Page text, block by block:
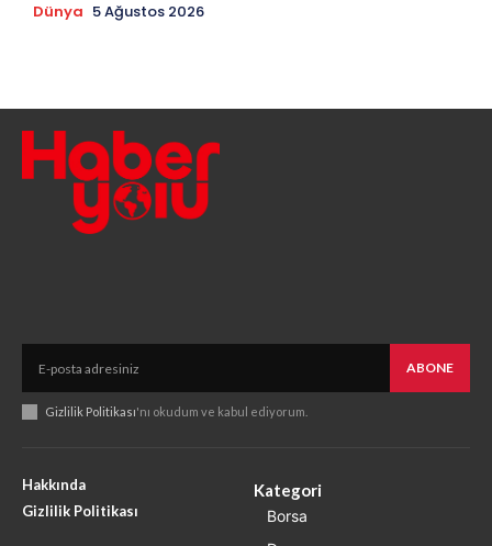
Dünya 5 Ağustos 2026
ABONE
Gizlilik Politikası'nı okudum ve kabul ediyorum.
Hakkında
Gizlilik Politikası
Kategori
Borsa